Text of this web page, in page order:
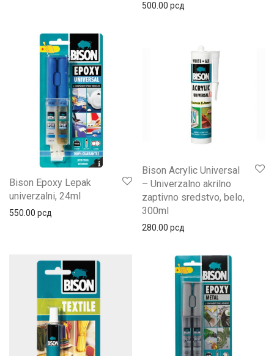
500.00 рсд
Bison Epoxy Lepak
univerzalni, 24ml
550.00 рсд
Bison Acrylic Universal
– Univerzalno akrilno
zaptivno sredstvo, belo,
300ml
280.00 рсд